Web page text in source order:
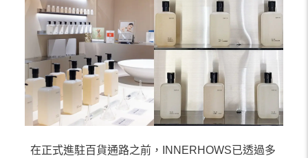
在正式進駐百貨通路之前，INNERHOWS已透過多